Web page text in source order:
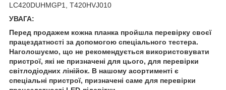
LC420DUHMGP1, T420HVJ010
УВАГА:
Перед продажем кожна планка пройшла перевірку своєї
працездатності за допомогою спеціального тестера.
Наголошуємо, що не рекомендується використовувати
пристрої, які не призначені для цього, для перевірки
світлодіодних лінійок. В нашому асортименті є
спеціальні пристрої, призначені саме для перевірки